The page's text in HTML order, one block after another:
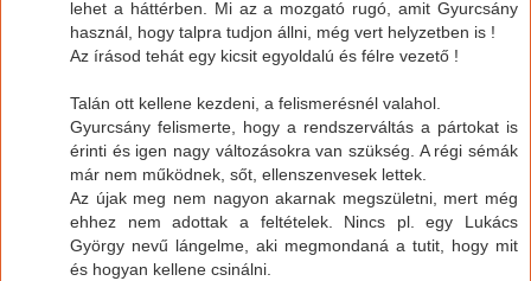
lehet a háttérben. Mi az a mozgató rugó, amit Gyurcsány
használ, hogy talpra tudjon állni, még vert helyzetben is !
Az írásod tehát egy kicsit egyoldalú és félre vezető !
Talán ott kellene kezdeni, a felismerésnél valahol.
Gyurcsány felismerte, hogy a rendszerváltás a pártokat is
érinti és igen nagy változásokra van szükség. A régi sémák
már nem működnek, sőt, ellenszenvesek lettek.
Az újak meg nem nagyon akarnak megszületni, mert még
ehhez nem adottak a feltételek. Nincs pl. egy Lukács
György nevű lángelme, aki megmondaná a tutit, hogy mit
és hogyan kellene csinálni.